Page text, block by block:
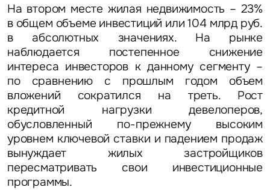
На втором месте жилая недвижимость – 23%
в общем объеме инвестиций или 104 млрд руб.
в абсолютных значениях. На рынке
наблюдается постепенное снижение
интереса инвесторов к данному сегменту –
по сравнению с прошлым годом объем
вложений сократился на треть. Рост
кредитной нагрузки девелоперов,
обусловленный по-прежнему высоким
уровнем ключевой ставки и падением продаж
вынуждает жилых застройщиков
пересматривать свои инвестиционные
программы.